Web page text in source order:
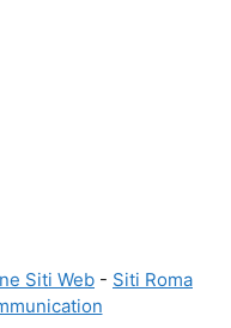
Siti Web - Siti Roma